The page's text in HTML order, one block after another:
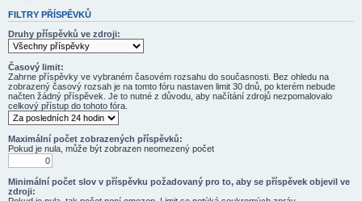
FILTRY PŘÍSPĚVKŮ
Druhy příspěvků ve zdroji:
Časový limit:
Zahrne příspěvky ve vybraném časovém rozsahu do současnosti. Bez ohledu na
zobrazený časový rozsah je na tomto fóru nastaven limit 30 dnů, po kterém nebude
načten žádný příspěvek. Je to nutné z důvodu, aby načítání zdrojů nezpomalovalo
celkový přístup do tohoto fóra.
Maximální počet zobrazených příspěvků:
Pokud je nula, může být zobrazen neomezený počet
Minimální počet slov v příspěvku požadovaný pro to, aby se příspěvek objevil ve
zdroji: